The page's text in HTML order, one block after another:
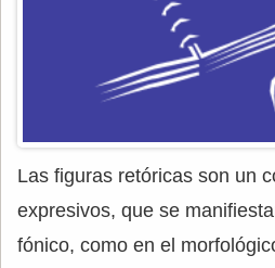
Las figuras retóricas son un
expresivos, que se
fónico, como en el